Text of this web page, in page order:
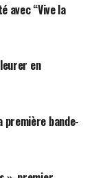
avec “Vive la
en
première bande-